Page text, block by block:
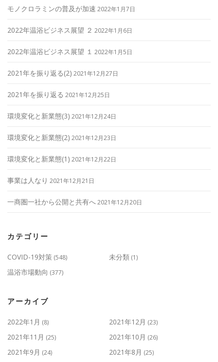
モノクロラミンの普及が加速 2022年1月7日
2022年温浴ビジネス展望 ２ 2022年1月6日
2022年温浴ビジネス展望 １ 2022年1月5日
2021年を振り返る(2) 2021年12月27日
2021年を振り返る 2021年12月25日
環境変化と新業態(3) 2021年12月24日
環境変化と新業態(2) 2021年12月23日
環境変化と新業態(1) 2021年12月22日
事業は人なり 2021年12月21日
一商圏一社から公開と共有へ2021年12月20日
カテゴリー
COVID-19対策 (548) 未分類 (1)
温浴市場動向 (377)
アーカイブ
2022年1月 (8) 2021年12月 (23)
2021年11月 (25) 2021年10月 (26)
2021年9月 (24) 2021年8月 (25)